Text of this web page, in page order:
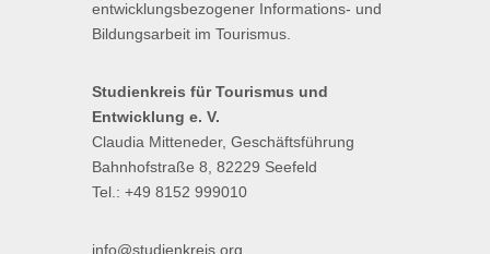
entwicklungsbezogener Informations- und
Bildungsarbeit im Tourismus.
Studienkreis für Tourismus und
Entwicklung e. V.
Claudia Mitteneder, Geschäftsführung
Bahnhofstraße 8, 82229 Seefeld
Tel.: +49 8152 999010
info@studienkreis.org